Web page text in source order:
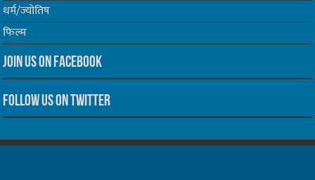
धर्म/ज्योतिष
फिल्म
Join us on Facebook
Follow us on Twitter